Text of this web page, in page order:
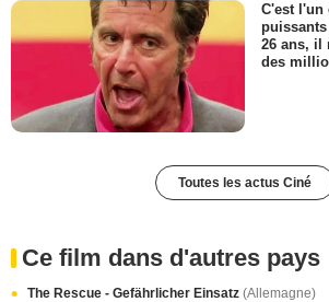
C'est l'un
26 ans, il
des
Toutes les actus Ciné
Ce film dans d'autres pays
The Rescue - Gefährlicher Einsatz (Allemagne)